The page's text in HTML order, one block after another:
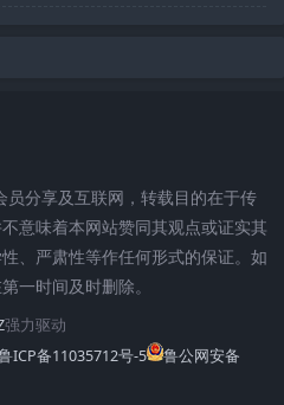
分享及互联网，转载目的在于传
意味着本网站赞同其观点或证实其
、严肃性等作任何形式的保证。如
一时间及时删除。
强力驱动
ICP备11035712号-5
鲁公网安备